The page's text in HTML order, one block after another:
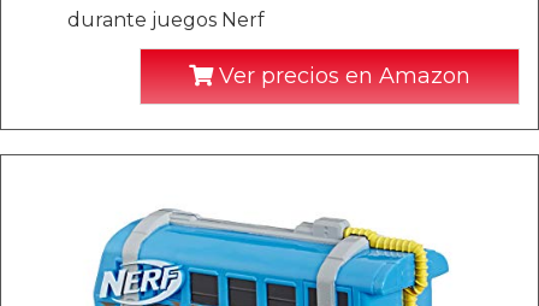
durante juegos Nerf
Ver precios en Amazon